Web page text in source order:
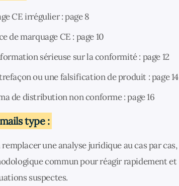
CE irrégulier : page 8
de marquage CE : page 10
sérieuse sur la conformité : page 12
ou une falsification de produit : page 14
de distribution non conforme : page 16
type :
une analyse juridique au cas par cas,
commun pour réagir rapidement et
suspectes.